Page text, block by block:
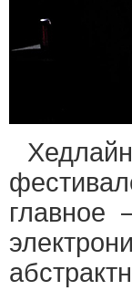
главное